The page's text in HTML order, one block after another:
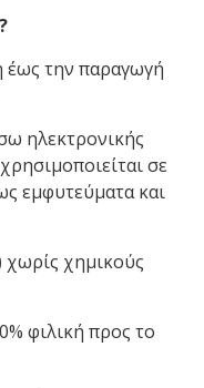
έως την παραγωγή
ηλεκτρονικής
σε
εμφυτεύματα και
χημικούς
φιλική προς το